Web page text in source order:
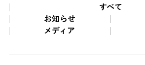
すべて
お知らせ
メディア